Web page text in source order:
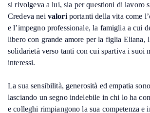
si rivolgeva a lui, sia per questioni di lavoro
Credeva nei valori portanti della vita come
e l’impegno professionale, la famiglia a cui
libero con grande amore per la figlia Eliana,
solidarietà verso tanti con cui spartiva i suoi
interessi.
La sua sensibilità, generosità ed empatia
lasciando un segno indelebile in chi lo ha
e colleghi rimpiangono la sua competenza e